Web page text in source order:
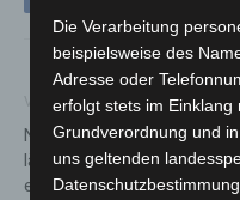
Vorheriger Artikel
Neue Welten entdecken:
lädt zum Tag der offenen
ein
Die Verarbeitung
beispielsweise des
Adresse oder
erfolgt stets im Einklang
Grundverordnung und
uns geltenden